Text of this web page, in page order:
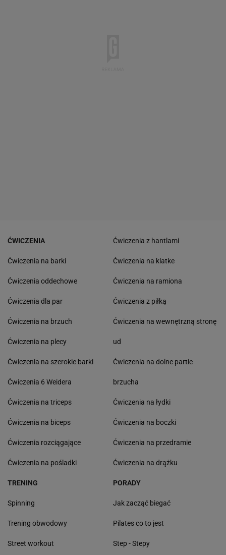
ĆWICZENIA
Ćwiczenia na barki
Ćwiczenia oddechowe
Ćwiczenia dla par
Ćwiczenia na brzuch
Ćwiczenia na plecy
Ćwiczenia na szerokie barki
Ćwiczenia 6 Weidera
Ćwiczenia na triceps
Ćwiczenia na biceps
Ćwiczenia rozciągające
Ćwiczenia na pośladki
Ćwiczenia z hantlami
Ćwiczenia na klatke
Ćwiczenia na ramiona
Ćwiczenia z piłką
Ćwiczenia na wewnętrzną stronę
ud
Ćwiczenia na dolne partie
brzucha
Ćwiczenia na łydki
Ćwiczenia na boczki
Ćwiczenia na przedramie
Ćwiczenia na drążku
TRENING
Spinning
Trening obwodowy
Street workout
PORADY
Jak zacząć biegać
Pilates co to jest
Step - Stepy